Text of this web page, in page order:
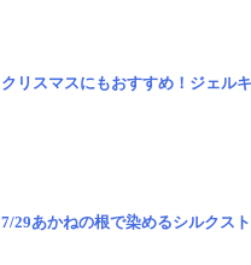
クリスマスにもおすすめ！ジェル
7/29あかねの根で染めるシルクス